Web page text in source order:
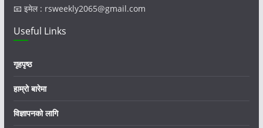
📧 इमेल : rsweekly2065@gmail.com
Useful Links
गृहपृष्ठ
हाम्रो बारेमा
विज्ञापनको लागि